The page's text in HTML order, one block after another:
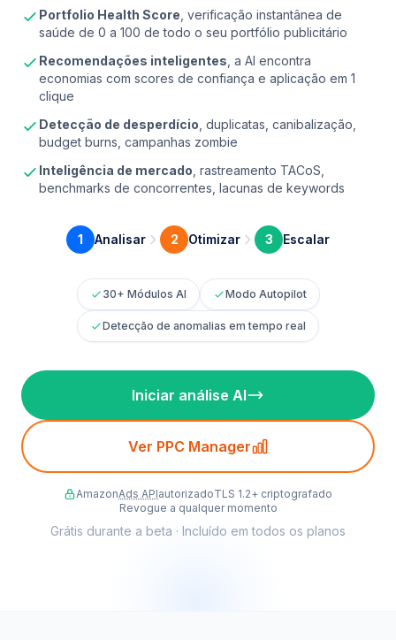
Portfolio Health Score , verificação instantânea de
saúde de 0 a 100 de todo o seu portfólio publicitário
Recomendações inteligentes , a AI encontra
economias com scores de confiança e aplicação em 1
clique
Detecção de desperdício , duplicatas, canibalização,
budget burns, campanhas zombie
Inteligência de mercado , rastreamento TACoS,
benchmarks de concorrentes, lacunas de keywords
1 Analisar 2 Otimizar 3 Escalar
30+ Módulos AI Modo Autopilot
Detecção de anomalias em tempo real
Iniciar análise AI
Ver PPC Manager
AmazonAds APIautorizadoTLS 1.2+ criptografado
Revogue a qualquer momento
Grátis durante a beta · Incluído em todos os planos